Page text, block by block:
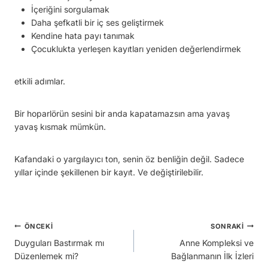
İçeriğini sorgulamak
Daha şefkatli bir iç ses geliştirmek
Kendine hata payı tanımak
Çocuklukta yerleşen kayıtları yeniden değerlendirmek
etkili adımlar.
Bir hoparlörün sesini bir anda kapatamazsın ama yavaş
yavaş kısmak mümkün.
Kafandaki o yargılayıcı ton, senin öz benliğin değil. Sadece
yıllar içinde şekillenen bir kayıt. Ve değiştirilebilir.
Yazı
gezinmesi
ÖNCEKI
Duyguları Bastırmak mı
Düzenlemek mi?
SONRAKI
Anne Kompleksi ve
Bağlanmanın İlk İzleri